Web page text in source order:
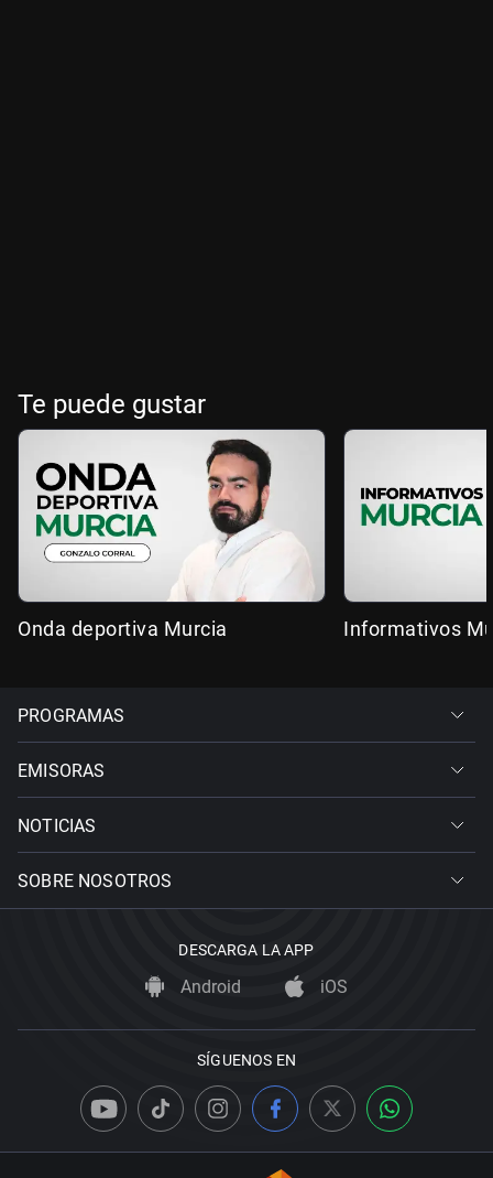
Te puede gustar
Onda deportiva Murcia Informativos
PROGRAMAS
EMISORAS
NOTICIAS
SOBRE NOSOTROS
DESCARGA LA APP
Android iOS
SÍGUENOS EN